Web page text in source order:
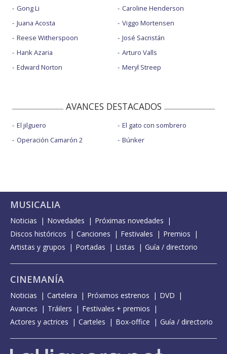
Gong Li
Juana Acosta
Reese Witherspoon
Hank Azaria
Edward Norton
Caroline Henderson
Viggo Mortensen
José Sacristán
Arturo Valls
Meryl Streep
AVANCES DESTACADOS
El jilguero
Operación Camarón 2
El gato con sombrero
Búnker
MUSICALIA
Noticias Novedades
Próximas novedades
Discos históricos
Canciones Festivales
Premios
Artistas y grupos
Portadas Listas Guía / directorio
CINEMANÍA
Noticias Cartelera Próximos estrenos
DVD
Avances
Tráilers
Festivales + premios
Actores y actrices
Carteles Box-office Guía / directorio